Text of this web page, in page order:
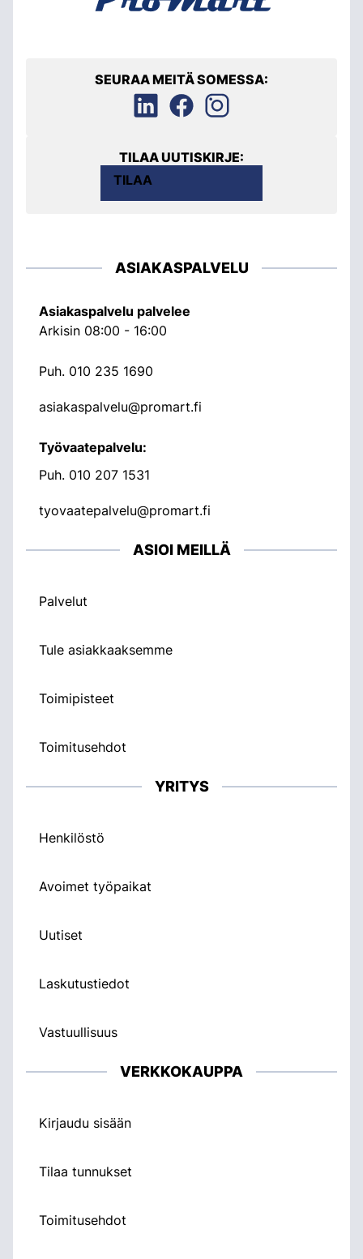
SEURAA MEITÄ SOMESSA:
TILAA UUTISKIRJE:
TILAA
ASIAKASPALVELU
Asiakaspalvelu palvelee
Arkisin 08:00 - 16:00
Puh. 010 235 1690
asiakaspalvelu@promart.fi
Työvaatepalvelu:
Puh. 010 207 1531
tyovaatepalvelu@promart.fi
ASIOI MEILLÄ
Palvelut
Tule asiakkaaksemme
Toimipisteet
Toimitusehdot
YRITYS
Henkilöstö
Avoimet työpaikat
Uutiset
Laskutustiedot
Vastuullisuus
VERKKOKAUPPA
Kirjaudu sisään
Tilaa tunnukset
Toimitusehdot